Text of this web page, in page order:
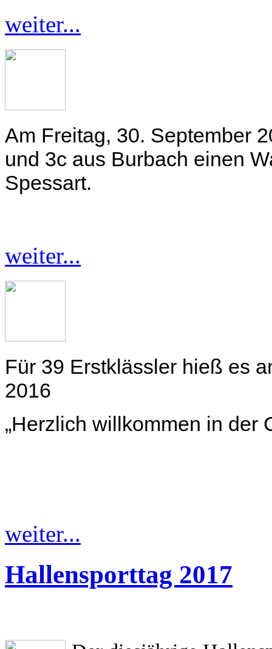
weiter...
Am Freitag, 30. September
und 3c aus Burbach einen
Spessart.
weiter...
Für 39 Erstklässler hieß es
2016
„Herzlich willkommen in der
weiter...
Hallensporttag 2017